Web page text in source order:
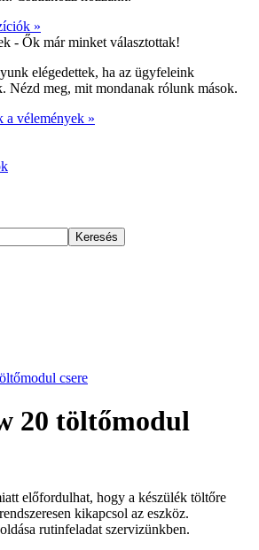
»
- Ők már minket választottak!
elégedettek, ha az ügyfeleink
Nézd meg, mit mondanak rólunk mások.
a vélemények »
Keresés
csere
20 töltőmodul
előfordulhat, hogy a készülék töltőre
kikapcsol az eszköz.
rutinfeladat szervizünkben.